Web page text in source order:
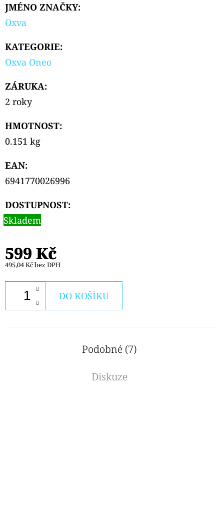
JMÉNO ZNAČKY:
Oxva
KATEGORIE:
Oxva Oneo
ZÁRUKA:
2 roky
HMOTNOST:
0.151 kg
EAN:
6941770026996
DOSTUPNOST:
Skladem
599 Kč
495,04 Kč bez DPH
DO KOŠÍKU
Podobné (7)
Diskuze